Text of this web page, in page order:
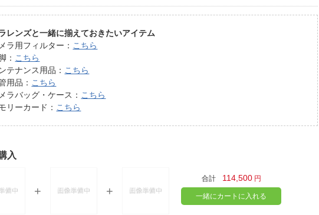
レンズと一緒に揃えておきたいアイテム
ラ用フィルター： こちら
： こちら
テナンス用品： こちら
用品： こちら
ラバッグ・ケース： こちら
リーカード： こちら
入
合計 114,500 円
一緒にカートに入れる